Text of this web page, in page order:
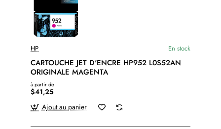
HP En stock
CARTOUCHE JET D'ENCRE HP952 L0S52AN
ORIGINALE MAGENTA
à partir de
$41,25
Ajout au panier